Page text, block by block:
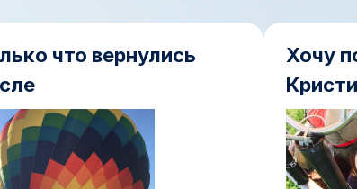
что вернулись
Хочу